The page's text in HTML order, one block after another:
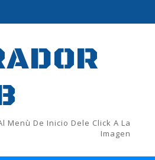
Menù De Inicio Dele Click A La
Imagen